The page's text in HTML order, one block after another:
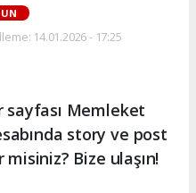
14.01.2026 - 17:25
sayfası Memleket
story ve post
Bize ulaşın!